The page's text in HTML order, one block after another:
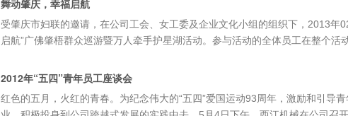
舞动肇庆，幸福启航
受肇庆市妇联的邀请，在公司工会、女工委及企业文化小组的组织下，2013年
启航”广佛肇梧群众巡游暨万人牵手护星湖活动。参与活动的全体员工在整个活
2012年“五四”青年员工座谈会
红色的五月，火红的青春。为纪念伟大的“五四”爱国运动93周年，激励和引导